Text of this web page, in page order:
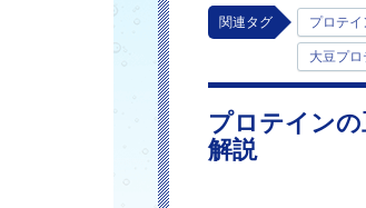
関連タグ プロテイ
大豆プロ
プロテイン
解説